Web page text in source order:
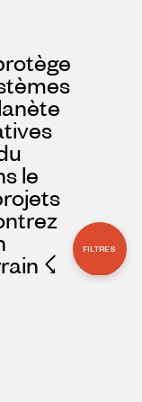
FILTRES
le
☇